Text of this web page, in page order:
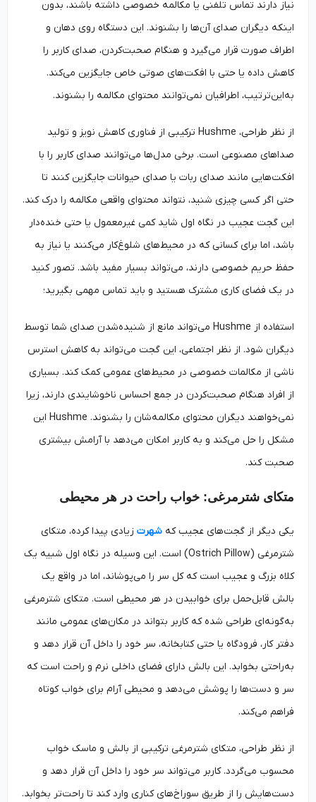
نیاز دارند تماس تلفنی یا مکالمه خصوصی داشته باشند، بدون
اینکه دیگران صدای آن‌ها را بشنوند. این دستگاه روی دهان و
اطراف صورت قرار می‌گیرد و هنگام صحبت‌کردن، صدای کاربر را
کاهش داده یا حتی با افکت‌های صوتی خاص جایگزین می‌کند.
به‌این‌ترتیب، اطرافیان نمی‌توانند محتوای مکالمه را بشنوند.
از نظر طراحی، Hushme ترکیبی از فناوری کاهش نویز و تولید
صداهای مصنوعی است. برخی مدل‌ها می‌توانند صدای کاربر را با
افکت‌هایی مانند صدای ربات یا صدای حیوانات جایگزین کنند تا
حتی اگر کسی چیزی شنید، نتواند محتوای واقعی مکالمه را درک کند.
این گجت عجیب در نگاه اول شاید کمی غیرمعمول یا حتی خنده‌دار
باشد، اما برای کسانی که در محیط‌های شلوغ‌کار می‌کنند یا نیاز به
حفظ حریم خصوصی دارند، می‌تواند بسیار مفید باشد. تصور کنید
در یک فضای کاری مشترک هستید و باید تماس مهمی بگیرید؛
استفاده از Hushme می‌تواند مانع از شنیده‌شدن صدای شما توسط
دیگران شود. از نظر اجتماعی، این گجت می‌تواند به کاهش استرس
ناشی از مکالمات خصوصی در محیط‌های عمومی کمک کند. بسیاری
از افراد هنگام صحبت‌کردن در جمع احساس ناخوشایندی دارند، زیرا
نمی‌خواهند دیگران محتوای مکالمه‌شان را بشنوند. Hushme این
مشکل را حل می‌کند و به کاربر امکان می‌دهد با آرامش بیشتری
صحبت کند.
متکای شترمرغی: خواب راحت در هر محیطی
یکی دیگر از گجت‌های عجیب کهشهرت زیادی پیدا کرده، متکای
شترمرغی (Ostrich Pillow) است. این وسیله در نگاه اول شبیه یک
کلاه بزرگ و عجیب است که کل سر را می‌پوشاند، اما در واقع یک
بالش قابل‌حمل برای خوابیدن در هر محیطی است. متکای شترمرغی
به‌گونه‌ای طراحی شده که کاربر بتواند در مکان‌های عمومی مانند
دفتر کار، فرودگاه یا حتی کتابخانه، سر خود را داخل آن قرار دهد و
به‌راحتی بخوابد. این بالش دارای فضای داخلی نرم و راحت است که
سر و دست‌ها را پوشش می‌دهد و محیطی آرام برای خواب کوتاه
فراهم می‌کند.
از نظر طراحی، متکای شترمرغی ترکیبی از بالش و ماسک خواب
محسوب می‌گردد. کاربر می‌تواند سر خود را داخل آن قرار دهد و
دست‌هایش را از طریق سوراخ‌های کناری وارد کند تا راحت‌تر بخوابد.